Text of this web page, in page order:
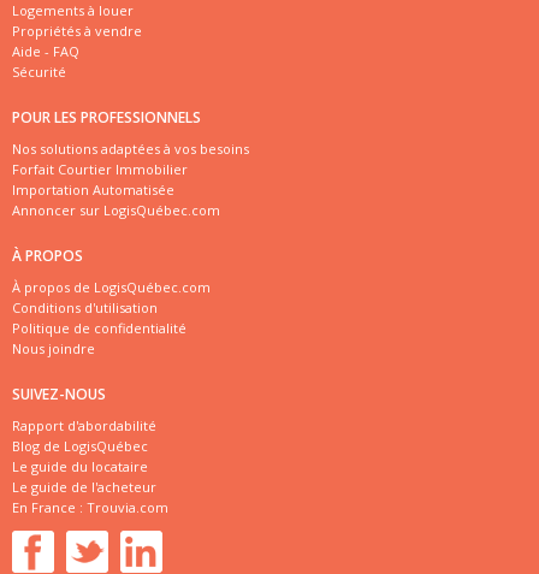
Logements à louer
Propriétés à vendre
Aide - FAQ
Sécurité
POUR LES PROFESSIONNELS
Nos solutions adaptées à vos besoins
Forfait Courtier Immobilier
Importation Automatisée
Annoncer sur LogisQuébec.com
À PROPOS
À propos de LogisQuébec.com
Conditions d'utilisation
Politique de confidentialité
Nous joindre
SUIVEZ-NOUS
Rapport d'abordabilité
Blog de LogisQuébec
Le guide du locataire
Le guide de l'acheteur
En France : Trouvia.com